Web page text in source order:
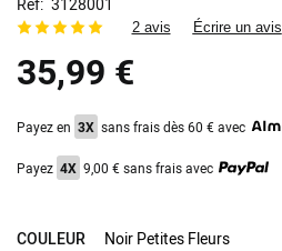
of
the
images
gallery
2 avis Écrire un avis
35,99 €
Payez en 3X sans frais dès 60 € avec
Payez 4X 9,00 € sans frais avec
COULEUR Noir Petites Fleurs